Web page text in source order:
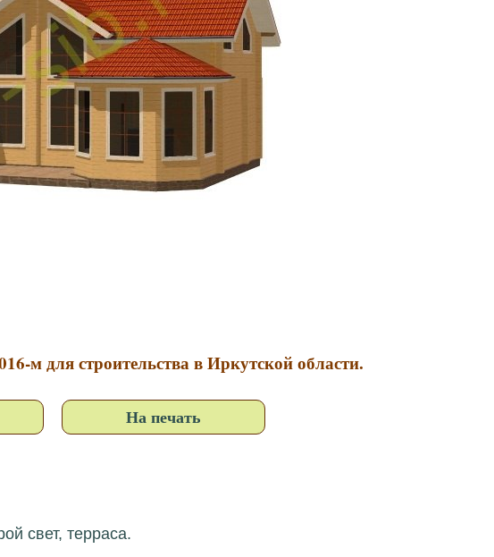
м для строительства в Иркутской области.
На печать
свет, терраса.